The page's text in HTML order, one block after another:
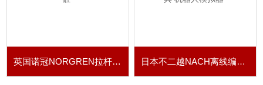
英国诺冠NORGREN拉杆气缸 日本不二越NACH离线编程工具 机器人模拟器